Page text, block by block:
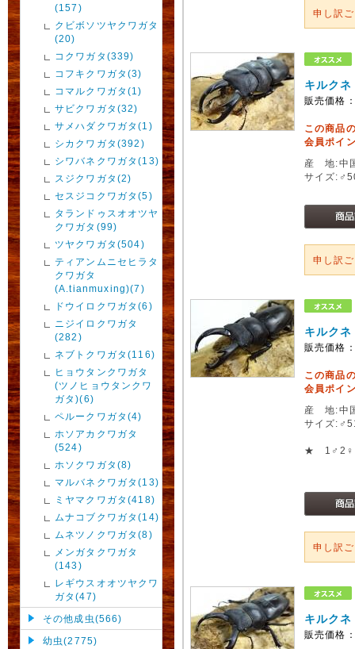
(157)
クビボソツヤクワガタ
(20)
コクワガタ(339)
コフキクワガタ(3)
コマルクワガタ(1)
サビクワガタ(32)
サメハダクワガタ(1)
シカクワガタ(392)
シワバネクワガタ(13)
スジクワガタ(2)
セスジコクワガタ(5)
タランドゥスオオツヤ
クワガタ(99)
ツヤクワガタ(504)
ティアンムニセヒラタ
クワガタ
(A.tianmuxing)(7)
ドウイロクワガタ(6)
ニジイロクワガタ
(282)
ネブトクワガタ(116)
ヒョウタンクワガタ
(ツノヒョウタンクワ
ガタ)(6)
ペルークワガタ(4)
ホソアカクワガタ
(524)
ホソクワガタ(8)
マルバネクワガタ(13)
ミヤマクワガタ(418)
ムナコブクワガタ(14)
ムネツノクワガタ(8)
メンガタクワガタ
(143)
レギウスオオツヤクワ
ガタ(47)
その他成虫(566)
幼虫(2775)
申し訳
キルク
販売価格
この商品
会員ポイ
産 地:中
サイズ
申し訳
キルク
販売価格
この商品
会員ポイ
産 地:中
サイズ
★ 1♂2♀
申し訳
キルク
販売価格